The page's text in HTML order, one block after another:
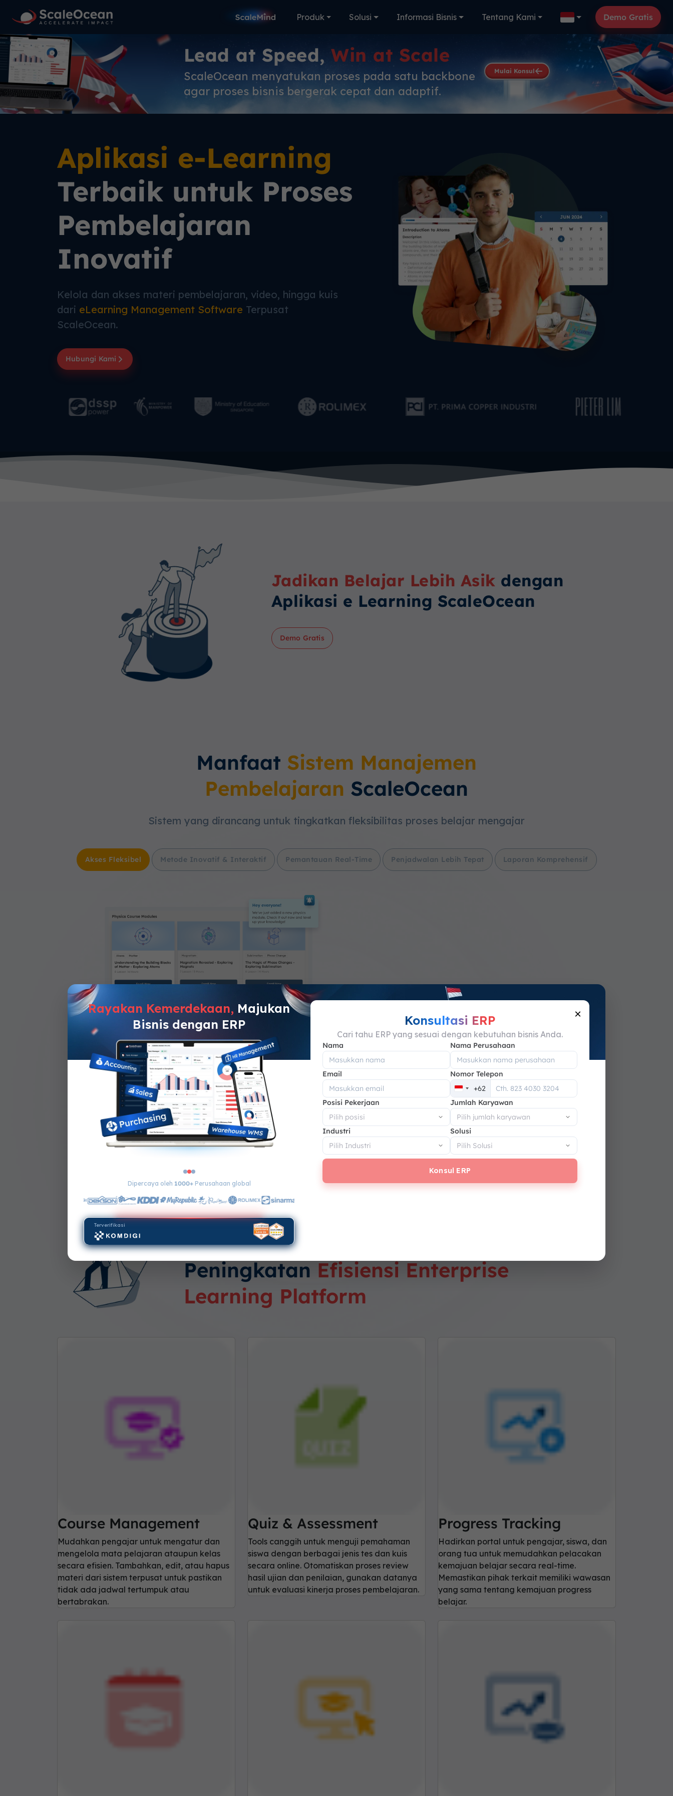
Produk Solusi Informasi Bisnis Tentang Kami Demo Gratis
Lead at Speed, Win at Scale
ScaleOcean menyatukan proses pada satu backbone
agar proses bisnis bergerak cepat dan adaptif.
Mulai Konsul
Aplikasi e-Learning
Terbaik untuk Proses
Pembelajaran
Inovatif
Kelola dan akses materi pembelajaran, video, hingga kuis
dari eLearning Management Software Terpusat
ScaleOcean.
Hubungi Kami
Jadikan Belajar Lebih Asik dengan
Aplikasi e Learning ScaleOcean
Demo Gratis
Manfaat Sistem Manajemen
Pembelajaran ScaleOcean
Sistem yang dirancang untuk tingkatkan fleksibilitas proses belajar mengajar
Akses Fleksibel Metode Inovatif & Interaktif Pemantauan Real-Time Penjadwalan Lebih Tepat Laporan Komprehensif
Fleksibilitas Waktu & Lokasi
Kemudahan mengakses materi
Akses materi dari berbagai perangkat, seperti
komputer, tablet, atau smartphone
Belajar di mana saja dan kapan saja sesuai
kebutuhan
Pastikan siswa selalu up-to-date ke materi terbaru
Materi pembelajaran dapat diakses tanpa batasan
Fitur Canggih & Komprehensif untuk
Peningkatan Efisiensi Enterprise
Learning Platform
Course Management
Mudahkan pengajar untuk mengatur dan
mengelola mata pelajaran ataupun kelas
secara efisien. Tambahkan, edit, atau hapus
materi dari sistem terpusat untuk pastikan
tidak ada jadwal tertumpuk atau
bertabrakan.
Quiz & Assessment
Tools canggih untuk menguji pemahaman
siswa dengan berbagai jenis tes dan kuis
secara online. Otomatiskan proses review
hasil ujian dan penilaian, gunakan datanya
untuk evaluasi kinerja proses pembelajaran.
Progress Tracking
Hadirkan portal untuk pengajar, siswa, dan
orang tua untuk memudahkan pelacakan
kemajuan belajar secara real-time.
Memastikan pihak terkait memiliki wawasan
yang sama tentang kemajuan progress
belajar.
Rayakan Kemerdekaan, Majukan
Bisnis dengan ERP
Dipercaya oleh 1000+Perusahaan global
Terverifikasi
×
Konsultasi ERP
Cari tahu ERP yang sesuai dengan kebutuhan bisnis Anda.
Nama Nama Perusahaan
Email Nomor Telepon
Indonesia
+62
+62
Posisi Pekerjaan
Jumlah Karyawan
Industri Solusi
Konsul ERP